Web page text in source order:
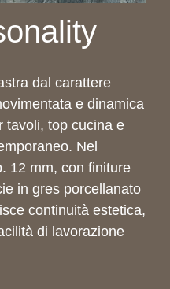
dal carattere
e dinamica
tavoli, top cucina e
Nel
12 mm, con finiture
in gres porcellanato
continuità estetica,
di lavorazione